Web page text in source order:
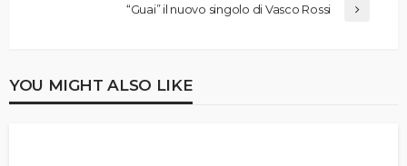
“Guai” il nuovo singolo di Vasco Rossi
YOU MIGHT ALSO LIKE